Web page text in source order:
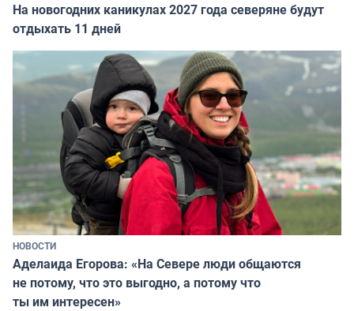
На новогодних каникулах 2027 года северяне будут
отдыхать 11 дней
НОВОСТИ
Аделаида Егорова: «На Севере люди общаются
не потому, что это выгодно, а потому что
ты им интересен»